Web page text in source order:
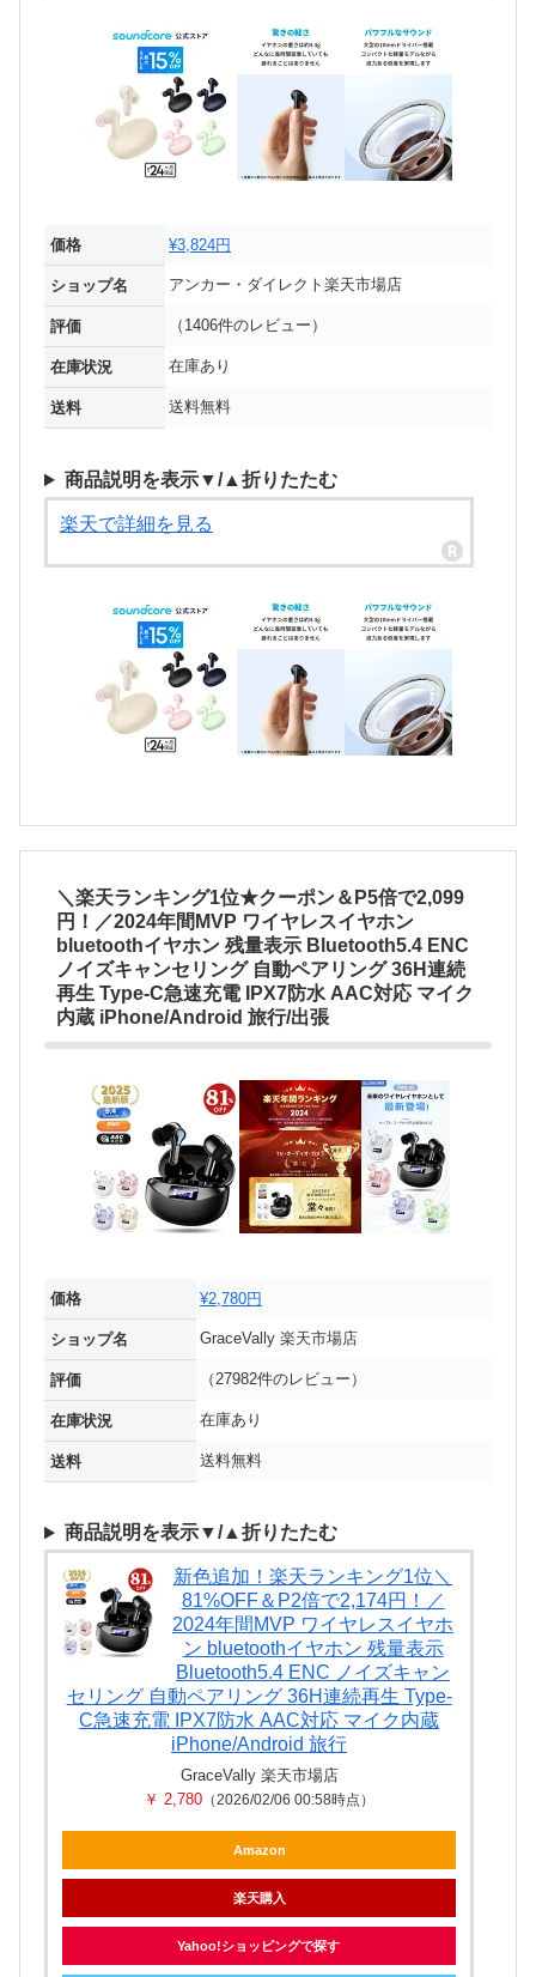
価格 ¥3,824円
ショップ名 アンカー・ダイレクト楽天市場店
評価 （1406件のレビュー）
在庫状況 在庫あり
送料 送料無料
商品説明を表示▼/▲折りたたむ
楽天で詳細を見る
＼楽天ランキング1位★クーポン＆P5倍で2,099
円！／2024年間MVP ワイヤレスイヤホン
bluetoothイヤホン 残量表示 Bluetooth5.4 ENC
ノイズキャンセリング 自動ペアリング 36H連続
再生 Type‐C急速充電 IPX7防水 AAC対応 マイク
内蔵 iPhone/Android 旅行/出張
価格 ¥2,780円
ショップ名 GraceVally 楽天市場店
評価 （27982件のレビュー）
在庫状況 在庫あり
送料 送料無料
商品説明を表示▼/▲折りたたむ
新色追加！楽天ランキング1位＼
81%OFF＆P2倍で2,174円！／
2024年間MVP ワイヤレスイヤホ
ン bluetoothイヤホン 残量表示
Bluetooth5.4 ENC ノイズキャン
セリング 自動ペアリング 36H連続再生 Type‐
C急速充電 IPX7防水 AAC対応 マイク内蔵
iPhone/Android 旅行
GraceVally 楽天市場店
￥ 2,780 （2026/02/06 00:58時点）
Amazon
楽天購入
Yahoo!ショッピングで探す